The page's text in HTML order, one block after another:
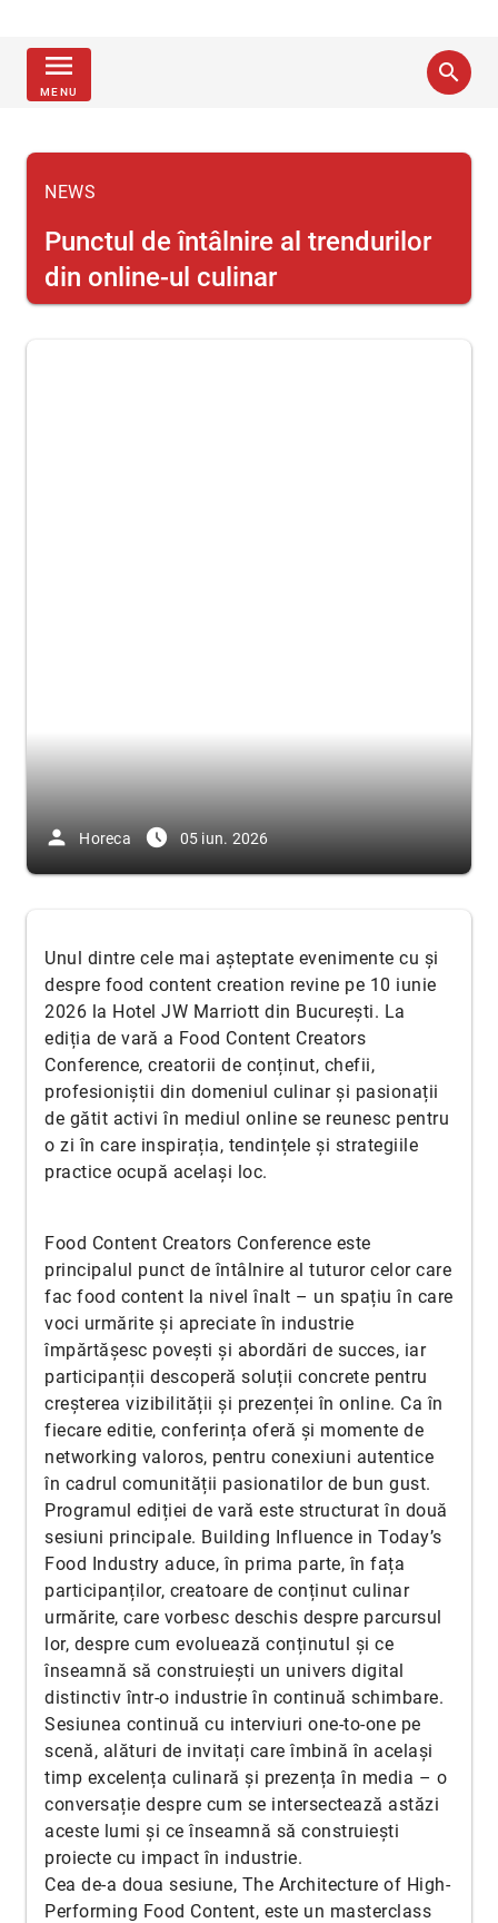
menu
MENU
search
NEWS
Punctul de întâlnire al trendurilor
din online-ul culinar
person Horeca access_time_filled 05 iun. 2026
Unul dintre cele mai așteptate evenimente cu și
despre food content creation revine pe 10 iunie
2026 la Hotel JW Marriott din București. La
ediția de vară a Food Content Creators
Conference, creatorii de conținut, chefii,
profesioniștii din domeniul culinar și pasionații
de gătit activi în mediul online se reunesc pentru
o zi în care inspirația, tendințele și strategiile
practice ocupă același loc.
Food Content Creators Conference este
principalul punct de întâlnire al tuturor celor care
fac food content la nivel înalt – un spațiu în care
voci urmărite și apreciate în industrie
împărtășesc povești și abordări de succes, iar
participanții descoperă soluții concrete pentru
creșterea vizibilității și prezenței în online. Ca în
fiecare editie, conferința oferă și momente de
networking valoros, pentru conexiuni autentice
în cadrul comunității pasionatilor de bun gust.
Programul ediției de vară este structurat în două
sesiuni principale. Building Influence in Today’s
Food Industry aduce, în prima parte, în fața
participanților, creatoare de conținut culinar
urmărite, care vorbesc deschis despre parcursul
lor, despre cum evoluează conținutul și ce
înseamnă să construiești un univers digital
distinctiv într-o industrie în continuă schimbare.
Sesiunea continuă cu interviuri one-to-one pe
scenă, alături de invitați care îmbină în același
timp excelența culinară și prezența în media – o
conversație despre cum se intersectează astăzi
aceste lumi și ce înseamnă să construiești
proiecte cu impact în industrie.
Cea de-a doua sesiune, The Architecture of High-
Performing Food Content, este un masterclass